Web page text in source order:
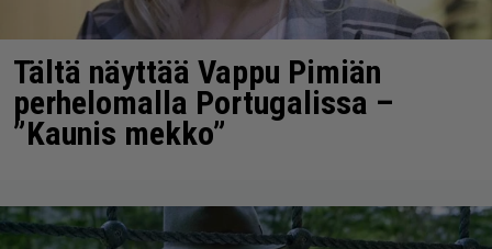
Tältä näyttää Vappu Pimiän
perhelomalla Portugalissa –
”Kaunis mekko”